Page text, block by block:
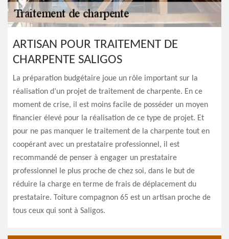
ARTISAN POUR TRAITEMENT DE
CHARPENTE SALIGOS
La préparation budgétaire joue un rôle important sur la
réalisation d’un projet de traitement de charpente. En ce
moment de crise, il est moins facile de posséder un moyen
financier élevé pour la réalisation de ce type de projet. Et
pour ne pas manquer le traitement de la charpente tout en
coopérant avec un prestataire professionnel, il est
recommandé de penser à engager un prestataire
professionnel le plus proche de chez soi, dans le but de
réduire la charge en terme de frais de déplacement du
prestataire. Toiture compagnon 65 est un artisan proche de
tous ceux qui sont à Saligos.